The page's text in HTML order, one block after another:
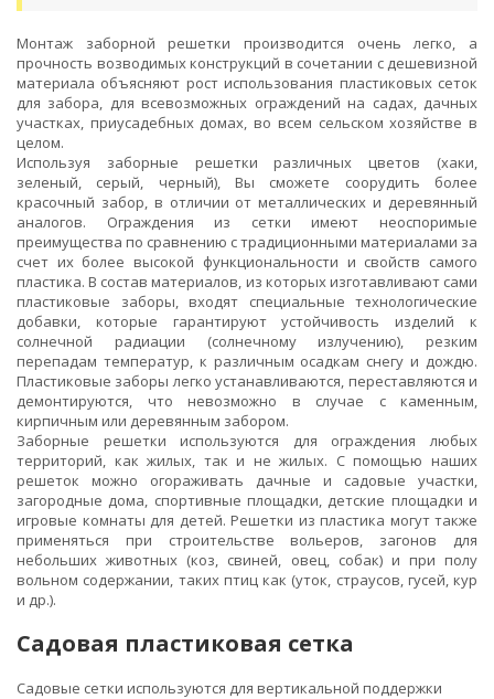
Монтаж заборной решетки производится очень легко, а
прочность возводимых конструкций в сочетании с дешевизной
материала объясняют рост использования пластиковых сеток
для забора, для всевозможных ограждений на садах, дачных
участках, приусадебных домах, во всем сельском хозяйстве в
целом.
Используя заборные решетки различных цветов (хаки,
зеленый, серый, черный), Вы сможете соорудить более
красочный забор, в отличии от металлических и деревянный
аналогов. Ограждения из сетки имеют неоспоримые
преимущества по сравнению с традиционными материалами за
счет их более высокой функциональности и свойств самого
пластика. В состав материалов, из которых изготавливают сами
пластиковые заборы, входят специальные технологические
добавки, которые гарантируют устойчивость изделий к
солнечной радиации (солнечному излучению), резким
перепадам температур, к различным осадкам снегу и дождю.
Пластиковые заборы легко устанавливаются, переставляются и
демонтируются, что невозможно в случае с каменным,
кирпичным или деревянным забором.
Заборные решетки используются для ограждения любых
территорий, как жилых, так и не жилых. С помощью наших
решеток можно огораживать дачные и садовые участки,
загородные дома, спортивные площадки, детские площадки и
игровые комнаты для детей. Решетки из пластика могут также
применяться при строительстве вольеров, загонов для
небольших животных (коз, свиней, овец, собак) и при полу
вольном содержании, таких птиц как (уток, страусов, гусей, кур
и др.).
Садовая пластиковая сетка
Садовые сетки используются для вертикальной поддержки